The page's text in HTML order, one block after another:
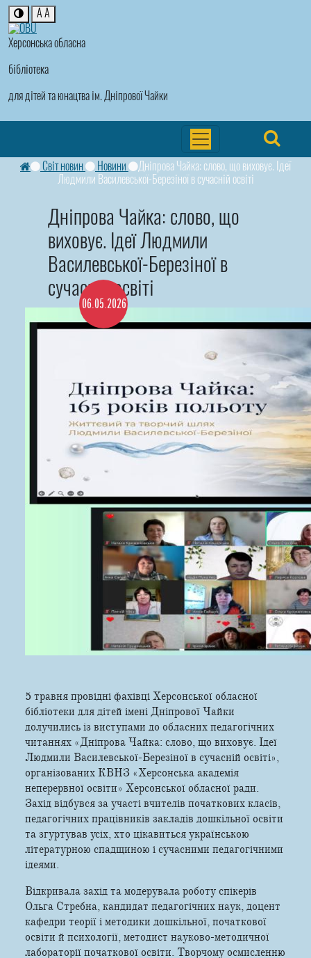
Херсонська обласна
бібліотека
для дітей та юнацтва ім. Дніпрової Чайки
A A
Світ новин Новини
Дніпрова Чайка: слово, що виховує. Ідеї
Людмили Василевської-Березіної в сучасній освіті
Дніпрова Чайка: слово, що
виховує. Ідеї Людмили
Василевської-Березіної в
сучасній освіті
06.05.2026
5 травня провідні фахівці Херсонської обласної
бібліотеки для дітей імені Дніпрової Чайки
долучились із виступами до обласних педагогічних
читаннях «Дніпрова Чайка: слово, що виховує. Ідеї
Людмили Василевської-Березіної в сучасній освіті»,
організованих КВНЗ «Херсонська академія
неперервної освіти» Херсонської обласної ради.
Захід відбувся за участі вчителів початкових класів,
педагогічних працівників закладів дошкільної освіти
та згуртував усіх, хто цікавиться українською
літературною спадщиною і сучасними педагогічними
ідеями.
Відкривала захід та модерувала роботу спікерів
Ольга Стребна, кандидат педагогічних наук, доцент
кафедри теорії і методики дошкільної, початкової
освіти й психології, методист науково-методичної
лабораторії початкової освіти. Творчому осмисленню